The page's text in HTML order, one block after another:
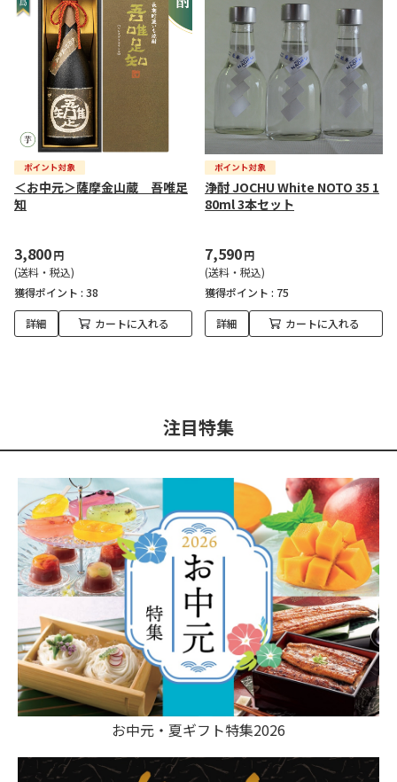
＜お中元＞薩摩金山蔵 吾唯足
知
3,800円
(送料・税込)
獲得ポイント : 38
詳細 カートに入れる
浄酎 JOCHU White NOTO 35 1
80ml 3本セット
7,590円
(送料・税込)
獲得ポイント : 75
詳細 カートに入れる
注目特集
お中元・夏ギフト特集2026